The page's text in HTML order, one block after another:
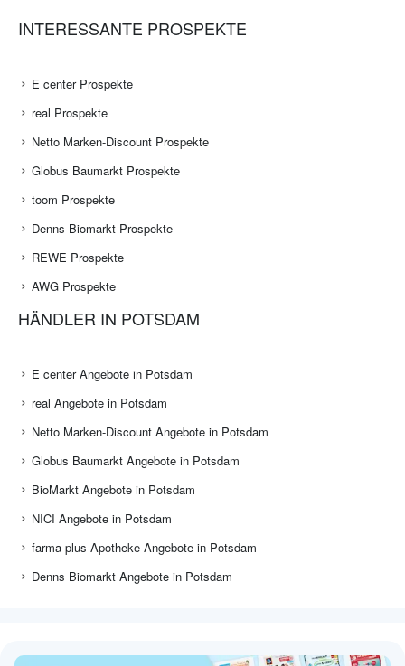
INTERESSANTE PROSPEKTE
E center Prospekte
real Prospekte
Netto Marken-Discount Prospekte
Globus Baumarkt Prospekte
toom Prospekte
Denns Biomarkt Prospekte
REWE Prospekte
AWG Prospekte
HÄNDLER IN POTSDAM
E center Angebote in Potsdam
real Angebote in Potsdam
Netto Marken-Discount Angebote in Potsdam
Globus Baumarkt Angebote in Potsdam
BioMarkt Angebote in Potsdam
NICI Angebote in Potsdam
farma-plus Apotheke Angebote in Potsdam
Denns Biomarkt Angebote in Potsdam